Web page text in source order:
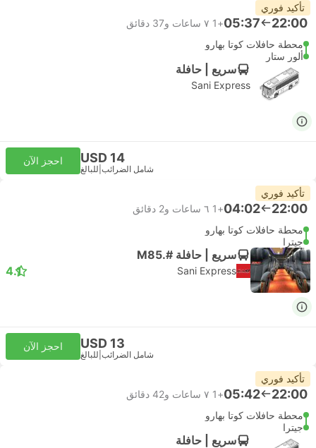
تأكيد فوري
22:00
05:37
+1
٧ ساعات و‫37 دقائق
محطة حافلات كوتا بهارو
ألور ستار
سريع | حافلة
Sani Express
USD 14
شامل الضرائب للبالغ
احجز الآن
تأكيد فوري
22:00
04:02
+1
٦ ساعات و‫2 دقائق
محطة حافلات كوتا بهارو
جيترا
سريع | حافلة #.M85
Sani Express
4.1
USD 13
شامل الضرائب للبالغ
احجز الآن
تأكيد فوري
22:00
05:42
+1
٧ ساعات و‫42 دقائق
محطة حافلات كوتا بهارو
جيترا
سريع | حافلة